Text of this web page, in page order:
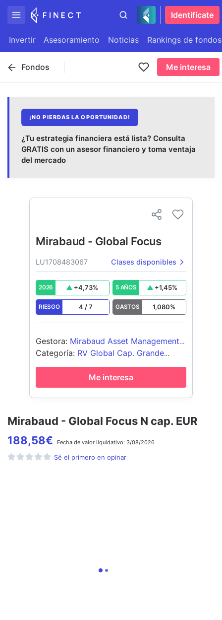
Identifícate
Invertir Asesoramiento Noticias Rankings de fondos
Fondos Me interesa
¡NO PIERDAS LA OPORTUNIDAD!
¿Tu estrategia financiera está lista? Consulta
GRATIS con un asesor financiero y toma ventaja
del mercado
Mirabaud - Global Focus N cap. EUR
188,58€ Fecha de valor liquidativo: 3/08/2026
Sé el primero en opinar
Mirabaud - Global Focus
LU1708483067 Clases disponibles
2026 +4,73% 5 AÑOS +1,45%
RIESGO 4 /7 GASTOS 1,080%
Gestora: Mirabaud Asset Management
Ltd
Categoría: RV Global Cap. Grande
Growth
Me interesa